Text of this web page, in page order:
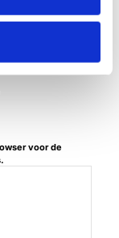
voor de